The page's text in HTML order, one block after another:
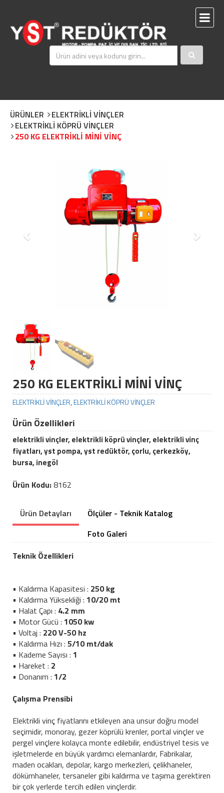
ÜRÜNLER
ELEKTRİKLİ VİNÇLER
ELEKTRİKLİ KÖPRÜ VİNÇLER
250 KG ELEKTRİKLİ MİNİ VİNÇ
250 KG ELEKTRİKLİ MİNİ VİNÇ
ELEKTRİKLİ VİNÇLER,ELEKTRİKLİ KÖPRÜ VİNÇLER
Ürün Özellikleri
elektrikli vinçler, elektrikli köprü vinçler, elektrikli vinç
fiyatları, yst pompa, yst redüktör, çorlu, çerkezköy,
bursa, inegöl
Ürün Kodu:8162
Ürün Detayları
Ölçüler - Teknik Katalog
Foto Galeri
Teknik Özellikleri
• Kaldırma Kapasitesi : 250 kg
• Kaldırma Yüksekliği : 10/20 mt
• Halat Çapı : 4.2 mm
• Motor Gücü : 1050 kw
• Voltaj : 220 V-50 hz
• Kaldırma Hızı : 5/10 mt/dak
• Kademe Sayısı : 1
• Hareket : 2
• Donanım : 1/2
Çalışma Prensibi
Elektrikli vinç fiyatlarını etkileyen ana unsur doğru model
seçimidir, monoray, gezer köprülü krenler, portal vinçler ve
pergel vinçlere kolayca monte edilebilir, endüstriyel tesis ve
işletmelerde en büyük yardımcı elemanlardır, Fabrikalar,
maden ocakları, depolar, kargo merkezleri, çelikhaneler,
dökümhaneler, tersaneler gibi kaldırma ve taşıma gerektiren
bir çok yerlerde tercih edilen vinçlerdir.